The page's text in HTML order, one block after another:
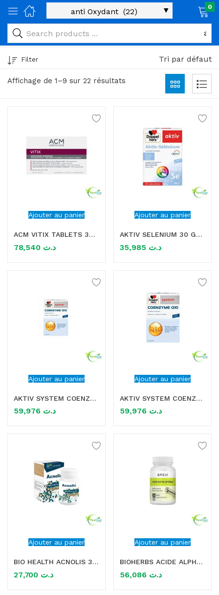
alimentaires)
médical)
0
Affichage de 1–9 sur 22 résultats
Filter Tri par défaut
Ajouter au panier
ACM VITIX TABLETS 30 COMPRIMES
د.ت
Ajouter au panier
AKTIV SELENIUM 30 GELULES
د.ت
Ajouter au panier
AKTIV SYSTEM COENZYME Q10 30 CAPSULES
د.ت
Ajouter au panier
AKTIV SYSTEM COENZYME Q10 30 Capsules
د.ت
Ajouter au panier
BIO HEALTH ACNOLIS 30 GELULES
د.ت
Ajouter au panier
BIOHERBS ACIDE ALPHA LIPOIQUE 60 GELULES
د.ت